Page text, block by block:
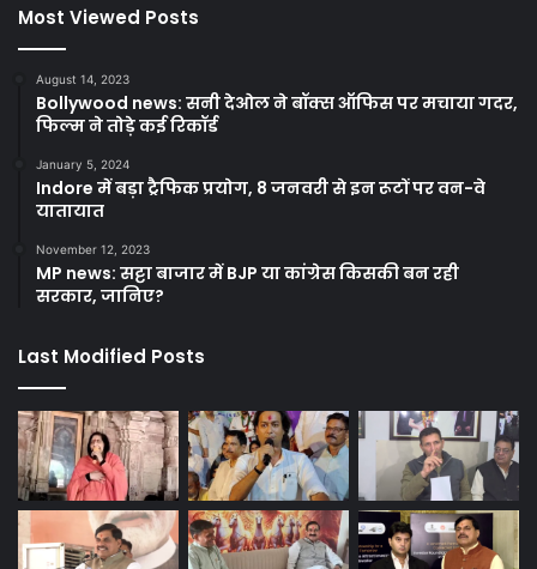
Most Viewed Posts
August 14, 2023
Bollywood news: सनी देओल ने बॉक्स ऑफिस पर मचाया गदर,
फिल्म ने तोड़े कई रिकॉर्ड
January 5, 2024
Indore में बड़ा ट्रैफिक प्रयोग, 8 जनवरी से इन रूटों पर वन-वे
यातायात
November 12, 2023
MP news: सट्टा बाजार में BJP या कांग्रेस किसकी बन रही
सरकार, जानिए?
Last Modified Posts